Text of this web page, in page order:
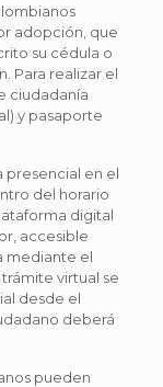
adopción, que
su cédula o
Para realizar el
ciudadanía
y pasaporte
presencial en el
del horario
digital
accesible
mediante el
virtual se
desde el
deberá
pueden